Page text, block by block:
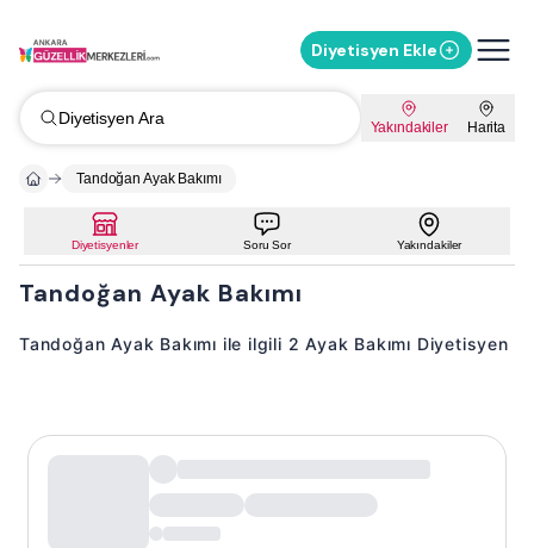
Diyetisyen Ekle
Diyetisyen Ara Yakındakiler Harita
Tandoğan Ayak Bakımı
Diyetisyenler Soru Sor Yakındakiler
Tandoğan Ayak Bakımı
Tandoğan Ayak Bakımı ile ilgili 2 Ayak Bakımı Diyetisyen